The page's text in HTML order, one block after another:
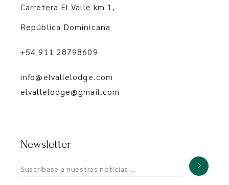
Carretera El Valle km 1,
República Dominicana
+54 911 28798609
info@elvallelodge.com
elvallelodge@gmail.com
Newsletter